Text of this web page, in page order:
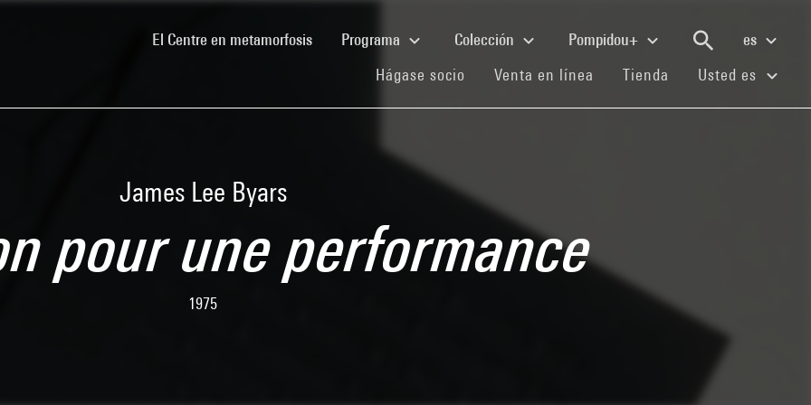
El Centre en metamorfosis(current)Programa Colección Pompidou+
es
Hágase socio (current)
Venta en línea (current)
Tienda (current)
Usted es
James Lee Byars
pour une performance
1975